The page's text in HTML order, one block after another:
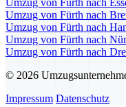
Umzug von Fürth nach
Umzug von Fürth nach
Umzug von Fürth nach
Umzug von Fürth nach
Umzug von Fürth nach
© 2026
Impressum Datenschutz